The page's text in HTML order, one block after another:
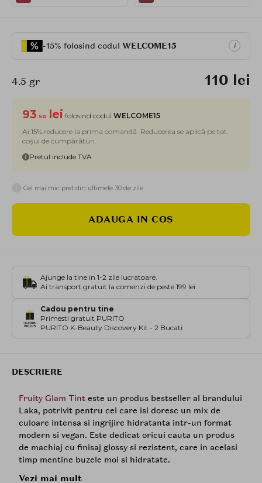
-15% folosind codul WELCOME15 i
4.5 gr 110 lei
93 .50 lei folosind codul WELCOME15
Ai 15% reducere la prima comandă. Reducerea se aplică pe tot
coșul de cumpărături.
Pretul include TVA
Cel mai mic pret din ultimele 30 de zile
ADAUGA IN COS
Ajunge la tine in 1-2 zile lucratoare.
Ai transport gratuit la comenzi de peste 199 lei.
Cadou pentru tine
Primesti gratuit PURITO
PURITO K-Beauty Discovery Kit - 2 Bucati
DESCRIERE
Fruity Glam Tint este un produs bestseller al brandului
Laka, potrivit pentru cei care isi doresc un mix de
culoare intensa si ingrijire hidratanta intr-un format
modern si vegan. Este dedicat oricui cauta un produs
de machiaj cu finisaj glossy si rezistent, care in acelasi
timp mentine buzele moi si hidratate.
Formula este usoara, asemanatoare cu apa, care ofera
Vezi mai mult